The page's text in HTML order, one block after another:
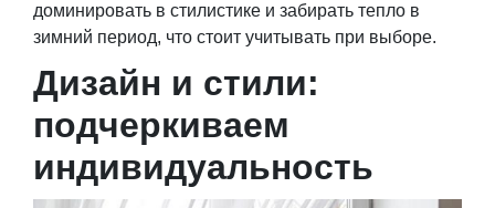
доминировать в стилистике и забирать тепло в
зимний период, что стоит учитывать при выборе.
Дизайн и стили:
подчеркиваем
индивидуальность